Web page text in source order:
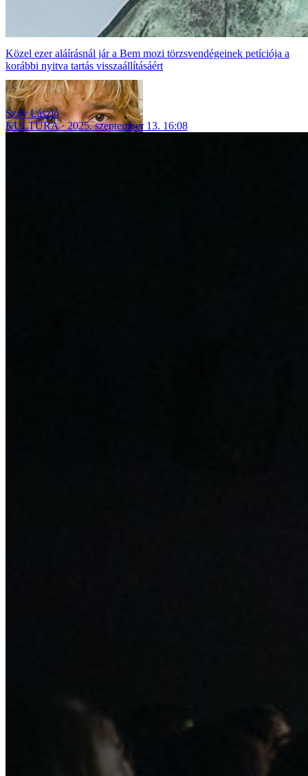
Közel ezer aláírásnál jár a Bem mozi törzsvendégeinek petíciója a
korábbi nyitva tartás visszaállításáért
Szily László
KULTÚRA
2025. szeptember 13. 16:08